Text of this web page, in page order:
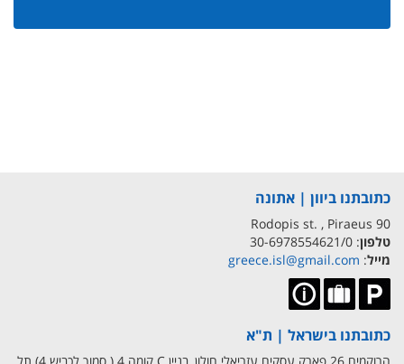
כתובתנו ביוון | אתונה
90 Rodopis st. , Piraeus
טלפון: 30-6978554621/0
מייל:
greece.isl@gmail.com
כתובתנו בישראל | ת"א